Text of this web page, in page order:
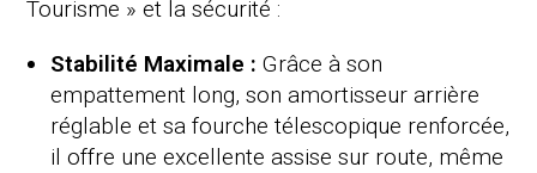
Tourisme » et la sécurité :
Stabilité Maximale : Grâce à son
empattement long, son amortisseur arrière
réglable et sa fourche télescopique renforcée,
il offre une excellente assise sur route, même